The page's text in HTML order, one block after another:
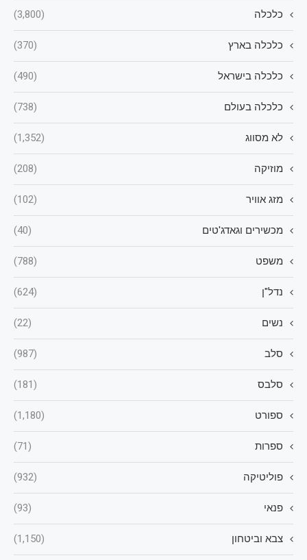
כלכלה (3,800)
כלכלה בארץ (370)
כלכלה בישראל (490)
כלכלה בעולם (738)
לא מסווג (1,352)
מוזיקה (208)
מזג אוויר (102)
מכשירים וגאדג'טים (40)
משפט (788)
נדל"ן (624)
נשים (22)
סלב (987)
סלבס (181)
ספורט (1,180)
ספרות (71)
פוליטיקה (932)
פנאי (93)
צבא וביטחון (1,150)